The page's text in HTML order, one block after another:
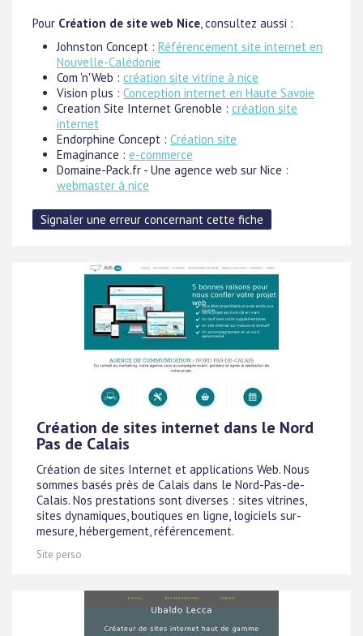
Pour Création de site web Nice, consultez aussi :
Johnston Concept : Référencement site internet en
Nouvelle-Calédonie
Com 'n'Web : création site vitrine à nice
Vision plus : Conception internet en Haute Savoie
Creation Site Internet Grenoble : création site
internet
Endorphine Concept : Création site
Emaginance : e-commerce
Domaine-Pack.fr - Une agence web sur Nice :
webmaster à nice
Création de sites internet dans le Nord
Pas de Calais
Création de sites Internet et applications Web. Nous
sommes basés près de Calais dans le Nord-Pas-de-
Calais. Nos prestations sont diverses : sites vitrines,
sites dynamiques, boutiques en ligne, logiciels sur-
mesure, hébergement, référencement.
Site perso